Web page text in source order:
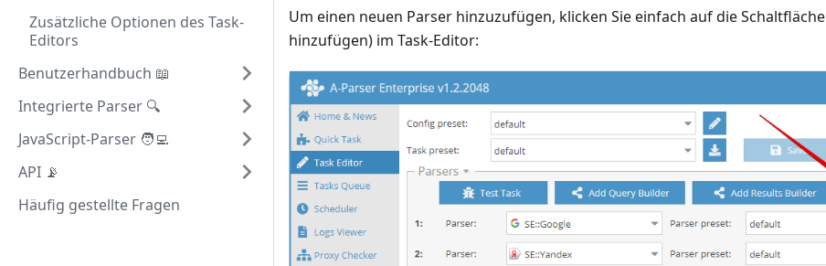
Zusätzliche Optionen des Task-
Editors
Benutzerhandbuch 📖
Integrierte Parser 🔍
JavaScript-Parser 🧑‍💻
API 📡
Häufig gestellte Fragen
Um einen neuen Parser hinzuzufügen, klicken Sie einfach auf die Schaltfläche
hinzufügen) im Task-Editor: